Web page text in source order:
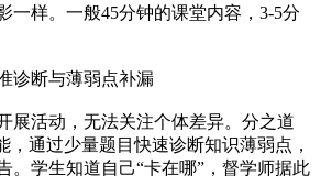
一样。一般45分钟的课堂内容，3-5分
诊断与薄弱点补漏
展活动，无法关注个体差异。分之道
，通过少量题目快速诊断知识薄弱点，
。学生知道自己“卡在哪”，督学师据此